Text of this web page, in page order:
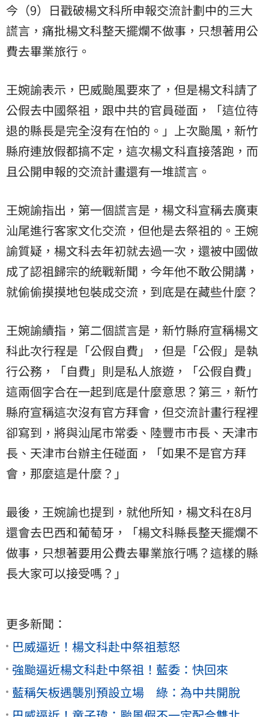
今（9）日戳破楊文科所申報交流計劃中的三大
謊言，痛批楊文科整天擺爛不做事，只想著用公
費去畢業旅行。
王婉諭表示，巴威颱風要來了，但是楊文科請了
公假去中國祭祖，跟中共的官員碰面，「這位待
退的縣長是完全沒有在怕的。」上次颱風，新竹
縣府連放假都搞不定，這次楊文科直接落跑，而
且公開申報的交流計畫還有一堆謊言。
王婉諭指出，第一個謊言是，楊文科宣稱去廣東
汕尾進行客家文化交流，但他是去祭祖的。王婉
諭質疑，楊文科去年初就去過一次，還被中國做
成了認祖歸宗的統戰新聞，今年他不敢公開講，
就偷偷摸摸地包裝成交流，到底是在藏些什麼？
王婉諭續指，第二個謊言是，新竹縣府宣稱楊文
科此次行程是「公假自費」，但是「公假」是執
行公務，「自費」則是私人旅遊，「公假自費」
這兩個字合在一起到底是什麼意思？第三，新竹
縣府宣稱這次沒有官方拜會，但交流計畫行程裡
卻寫到，將與汕尾市常委、陸豐市市長、天津市
長、天津市台辦主任碰面，「如果不是官方拜
會，那麼這是什麼？」
最後，王婉諭也提到，就他所知，楊文科在8月
還會去巴西和葡萄牙，「楊文科縣長整天擺爛不
做事，只想著要用公費去畢業旅行嗎？這樣的縣
長大家可以接受嗎？」
更多新聞：
巴威逼近！楊文科赴中祭祖惹怒
強颱逼近楊文科赴中祭祖！藍委：快回來
藍稱矢板遇襲別預設立場 綠：為中共開脫